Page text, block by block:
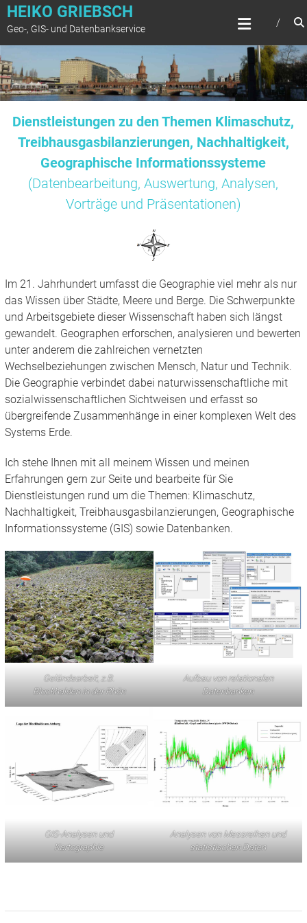
Zum
springen
HEIKO GRIEBSCH
Geo-, GIS- und Datenbankservice
Dienstleistungen zu den Themen Klimaschutz,
Treibhausgasbilanzierungen, Nachhaltigkeit,
Geographische Informationssysteme
(Datenbearbeitung, Auswertung, Analysen,
Vorträge und Präsentationen)
Im 21. Jahrhundert umfasst die Geographie viel mehr als nur
das Wissen über Städte, Meere und Berge. Die Schwerpunkte
und Arbeitsgebiete dieser Wissenschaft haben sich längst
gewandelt. Geographen erforschen, analysieren und bewerten
unter anderem die zahlreichen vernetzten
Wechselbeziehungen zwischen Mensch, Natur und Technik.
Die Geographie verbindet dabei naturwissenschaftliche mit
sozialwissenschaftlichen Sichtweisen und erfasst so
übergreifende Zusammenhänge in einer komplexen Welt des
Systems Erde.
Ich stehe Ihnen mit all meinem Wissen und meinen
Erfahrungen gern zur Seite und bearbeite für Sie
Dienstleistungen rund um die Themen: Klimaschutz,
Nachhaltigkeit, Treibhausgasbilanzierungen, Geographische
Informationssysteme (GIS) sowie Datenbanken.
Geländearbeit, z.B.
Blockhalden in der Rhön
Aufbau von relationalen
Datenbanken
GIS-Analysen und
Kartographie
Analysen von Messreihen und
statistischen Daten